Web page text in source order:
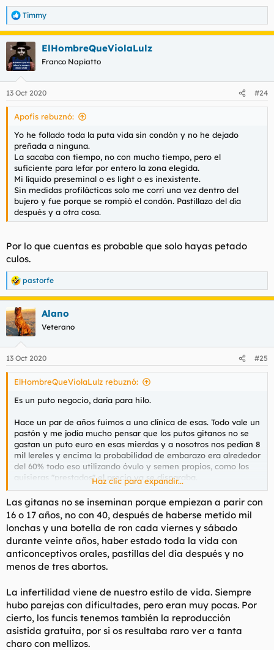
R
e
a
c
c
i
e
s
Timmy
ElHombreQueViolaLulz
Franco Napiatto
13 Oct 2020 #24
Apofis rebuznó:
Yo he follado toda la puta vida sin condón y no he dejado
preñada a ninguna.
La sacaba con tiempo, no con mucho tiempo, pero el
suficiente para lefar por entero la zona elegida.
Mi líquido preseminal o es light o es inexistente.
Sin medidas profilácticas solo me corrí una vez dentro del
bujero y fue porque se rompió el condón. Pastillazo del día
después y a otra cosa.
Por lo que cuentas es probable que solo hayas petado
culos.
R
e
a
c
c
i
e
s
pastorfe
Alano
Veterano
13 Oct 2020 #25
ElHombreQueViolaLulz rebuznó:
Es un puto negocio, daría para hilo.
Hace un par de años fuimos a una clínica de esas. Todo vale un
pastón y me jodía mucho pensar que los putos gitanos no se
gastan un puto euro en esas mierdas y a nosotros nos pedían 8
mil lereles y encima la probabilidad de embarazo era alrededor
del 60% todo eso utilizando óvulo y semen propios, como los
quisieras "prestados" el precio ya se disparaba.
Me parece un negocio redondo, pagas y no te garantizan
resultados, el trabajo ideal.
Haz clic para expandir...
Las gitanas no se inseminan porque empiezan a parir con
16 o 17 años, no con 40, después de haberse metido mil
lonchas y una botella de ron cada viernes y sábado
durante veinte años, haber estado toda la vida con
anticonceptivos orales, pastillas del día después y no
menos de tres abortos.
La infertilidad viene de nuestro estilo de vida. Siempre
hubo parejas con dificultades, pero eran muy pocas. Por
cierto, los funcis tenemos también la reproducción
asistida gratuita, por si os resultaba raro ver a tanta
charo con mellizos.